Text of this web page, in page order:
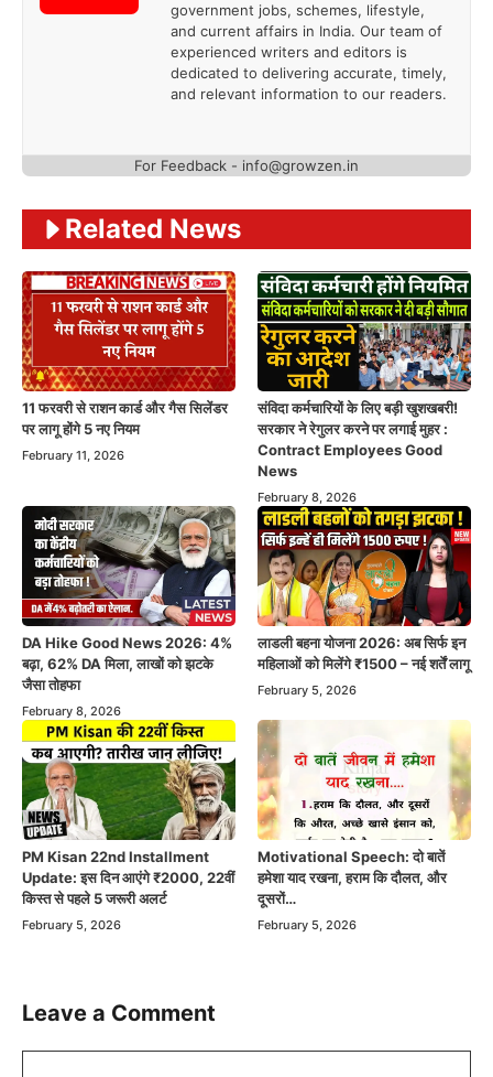
government jobs, schemes, lifestyle,
and current affairs in India. Our team of
experienced writers and editors is
dedicated to delivering accurate, timely,
and relevant information to our readers.
For Feedback - info@growzen.in
Related News
11 फरवरी से राशन कार्ड और गैस सिलेंडर
पर लागू होंगे 5 नए नियम
February 11, 2026
संविदा कर्मचारियों के लिए बड़ी खुशखबरी!
सरकार ने रेगुलर करने पर लगाई मुहर :
Contract Employees Good
News
February 8, 2026
DA Hike Good News 2026: 4%
बढ़ा, 62% DA मिला, लाखों को झटके
जैसा तोहफा
February 8, 2026
लाडली बहना योजना 2026: अब सिर्फ इन
महिलाओं को मिलेंगे ₹1500 – नई शर्तें लागू
February 5, 2026
PM Kisan 22nd Installment
Update: इस दिन आएंगे ₹2000, 22वीं
किस्त से पहले 5 जरूरी अलर्ट
February 5, 2026
Motivational Speech: दो बातें
हमेशा याद रखना, हराम कि दौलत, और
दूसरों…
February 5, 2026
Leave a Comment